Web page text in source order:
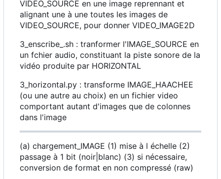
VIDEO_SOURCE en une image reprennant et
alignant une à une toutes les images de
VIDEO_SOURCE, pour donner VIDEO_IMAGE2D
3_enscribe_.sh : tranformer l'IMAGE_SOURCE en
un fchier audio, constituant la piste sonore de la
vidéo produite par HORIZONTAL
3_horizontal.py : transforme IMAGE_HAACHEE
(ou une autre au choix) en un fichier video
comportant autant d'images que de colonnes
dans l'image
(a) chargement_IMAGE (1) mise à l échelle (2)
passage à 1 bit (noir|blanc) (3) si nécessaire,
conversion de format en non compressé (raw)